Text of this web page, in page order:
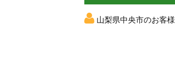
山梨県中央市のお客様